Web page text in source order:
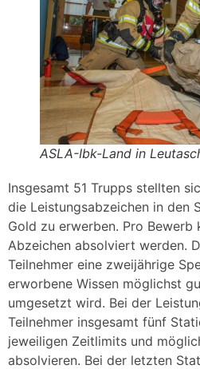
ASLA-Ibk-Land in
Insgesamt 51 Trupps stellten
die Leistungsabzeichen in den
Gold zu erwerben. Pro Bewerb
Abzeichen absolviert werden.
Teilnehmer eine zweijährige
erworbene Wissen möglichst
umgesetzt wird. Bei der
Teilnehmer insgesamt fünf
jeweiligen Zeitlimits und
absolvieren. Bei der letzten